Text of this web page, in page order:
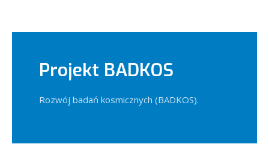
Projekt BADKOS
Rozwój badań kosmicznych (BADKOS).